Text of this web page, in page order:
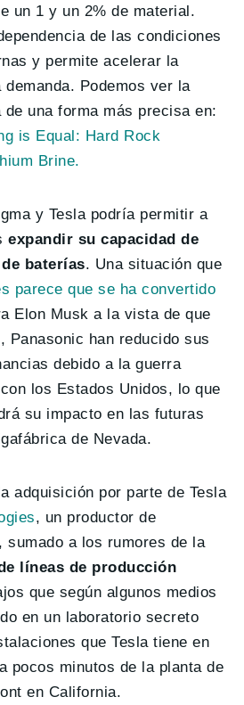
un 1 y un 2% de material.
de las condiciones
y permite acelerar la
Podemos ver la
una forma más precisa en:
is Equal: Hard Rock
Brine.
y Tesla podría permitir a
expandir su capacidad de
baterías. Una situación que
parece que se ha convertido
Elon Musk a la vista de que
Panasonic han reducido sus
debido a la guerra
los Estados Unidos, lo que
su impacto en las futuras
de Nevada.
adquisición por parte de Tesla
, un productor de
sumado a los rumores de la
líneas de producción
que según algunos medios
en un laboratorio secreto
que Tesla tiene en
pocos minutos de la planta de
en California.